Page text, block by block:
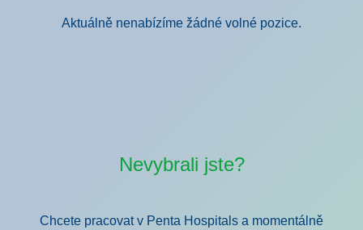
Aktuálně nenabízíme žádné volné pozice.
Nevybrali jste?
Chcete pracovat v Penta Hospitals a momentálně